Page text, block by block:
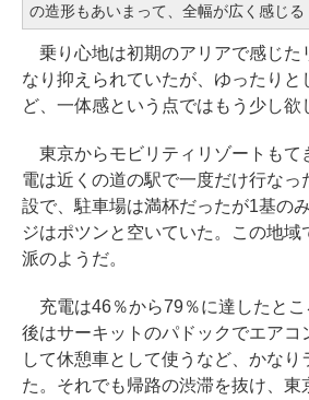
の造形もあいまって、全幅が広く感じる
乗り心地は初期のアリアで感じた
なり抑えられていたが、ゆったりと
ど、一体感という点ではもう少し欲
東京からモビリティリゾートもて
電は近くの道の駅で一度だけ行なっ
設で、駐車場は満杯だったが1基の
ジはポツンと空いていた。この地域
派のようだ。
充電は46％から79％に達したとこ
後はサーキットのパドックでエアコ
して休憩車として使うなど、かなり
た。それでも帰路の渋滞を抜け、東